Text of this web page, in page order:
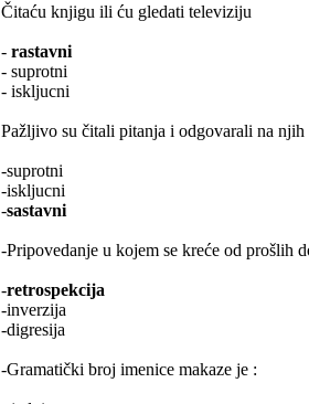
Čitaću knjigu ili ću gledati televiziju
- rastavni
- suprotni
- iskljucni
Pažljivo su čitali pitanja i odgovarali na njih
-suprotni
-iskljucni
-sastavni
-Pripovedanje u kojem se kreće od prošlih
-retrospekcija
-inverzija
-digresija
-Gramatički broj imenice makaze je :